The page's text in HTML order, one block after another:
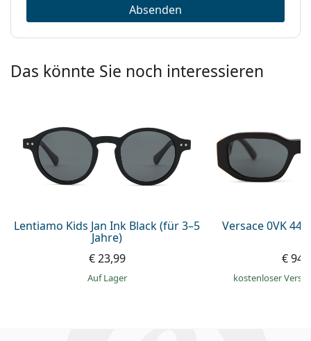
Absenden
Das könnte Sie noch interessieren
Lentiamo Kids Jan Ink Black (für 3–5
Jahre)
€ 23,99
auf Lager
Versace 0VK
€
kostenloser